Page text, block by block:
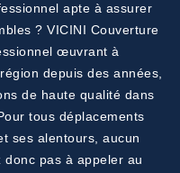
apte à assurer
? VICINI Couverture
œuvrant à
depuis des années,
de haute qualité dans
tous déplacements
ses alentours, aucun
donc pas à appeler au